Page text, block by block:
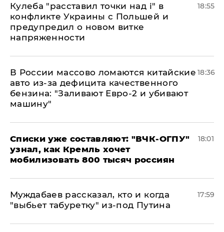
Кулеба "расставил точки над і" в
конфликте Украины с Польшей и
предупредил о новом витке
напряженности
18:55
В России массово ломаются китайские
авто из-за дефицита качественного
бензина: "Заливают Евро-2 и убивают
машину"
18:36
Списки уже составляют: "ВЧК-ОГПУ"
узнал, как Кремль хочет
мобилизовать 800 тысяч россиян
18:01
Муждабаев рассказал, кто и когда
"выбьет табуретку" из-под Путина
17:59